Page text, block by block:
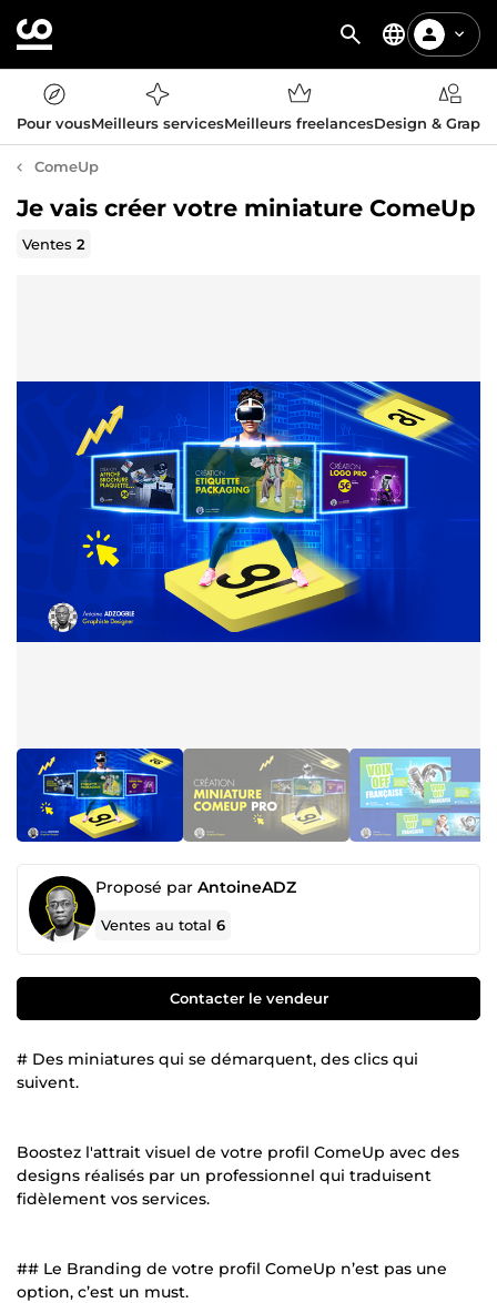
Pour vousMeilleurs servicesMeilleurs freelancesDesign &
ComeUp
Je vais créer votre miniature ComeUp
Ventes2
Proposé par AntoineADZ
Ventes au total6
Contacter le vendeur
# Des miniatures qui se démarquent, des clics qui
suivent.
Boostez l'attrait visuel de votre profil ComeUp avec des
designs réalisés par un professionnel qui traduisent
fidèlement vos services.
## Le Branding de votre profil ComeUp n’est pas une
option, c’est un must.